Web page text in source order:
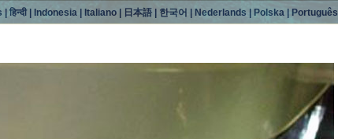
|हिन्दी| Indonesia Italiano 日本語 한국어 Nederlands Polska Português